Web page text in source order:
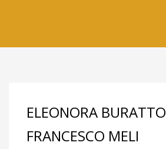
ELEONORA BURATTO
FRANCESCO MELI